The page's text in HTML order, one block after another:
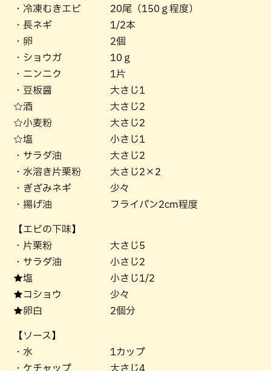
・冷凍むきエビ 20尾（150ｇ程度）
・長ネギ 1/2本
・卵 2個
・ショウガ 10ｇ
・ニンニク 1片
・豆板醤 大さじ1
☆酒 大さじ2
☆小麦粉 大さじ2
☆塩 小さじ1
・サラダ油 大さじ2
・水溶き片栗粉 大さじ2×2
・ぎざみネギ 少々
・揚げ油 フライパン2cm程度
【エビの下味】
・片栗粉 大さじ5
・サラダ油 小さじ2
★塩 小さじ1/2
★コショウ 少々
★卵白 2個分
【ソース】
・水 1カップ
・ケチャップ 大さじ4